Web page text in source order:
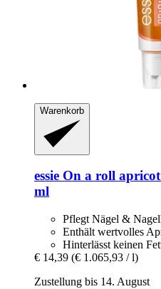
Warenkorb
essie On a roll
ml
Pflegt Nägel &
Enthält wertvolles
Hinterlässt keinen
€ 14,39 (€ 1.065,93 / l)
Zustellung bis 14. August